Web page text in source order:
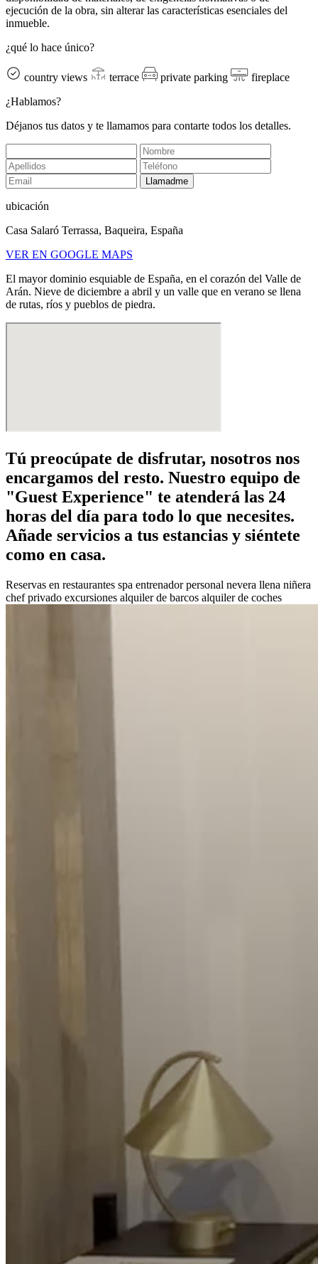
ejecución de la obra, sin alterar las características esenciales del
inmueble.
¿qué lo hace único?
country views terrace private parking
fireplace
¿Hablamos?
Déjanos tus datos y te llamamos para contarte todos los detalles.
Llamadme
ubicación
Casa Salaró Terrassa, Baqueira, España
VER EN GOOGLE MAPS
El mayor dominio esquiable de España, en el corazón del Valle de
Arán. Nieve de diciembre a abril y un valle que en verano se llena
de rutas, ríos y pueblos de piedra.
Tú preocúpate de disfrutar, nosotros nos
encargamos del resto. Nuestro equipo de
"Guest Experience" te atenderá las 24
horas del día para todo lo que necesites.
Añade servicios a tus estancias y siéntete
como en casa.
Reservas en restaurantes spa entrenador personal nevera llena niñera
chef privado excursiones alquiler de barcos alquiler de coches